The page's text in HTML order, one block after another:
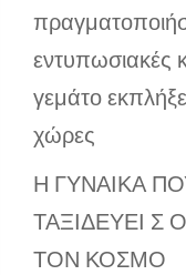
εντυπωσιακές
γεμάτο
χώρες
Η ΓΥΝΑΙΚΑ
ΤΑΞΙΔΕΥΕΙ Σ
ΤΟΝ ΚΟΣΜΟ